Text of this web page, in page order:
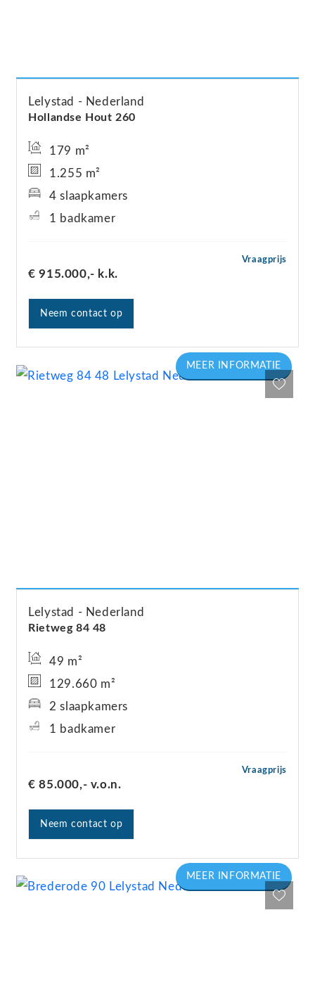
Hollandse Hout 260
Lelystad Nederland
Vraagprijs
€ 915.000,- k.k.
179 m²
1.255 m²
4 slaapkamers
1 badkamer
Neem contact op
Rietweg 84 48
Lelystad Nederland
Vraagprijs
€ 85.000,- v.o.n.
49 m²
129.660 m²
2 slaapkamers
1 badkamer
Neem contact op